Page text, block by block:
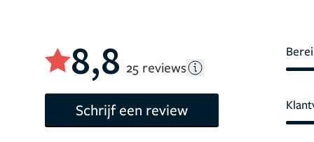
8,8 25 reviews
Schrijf een review